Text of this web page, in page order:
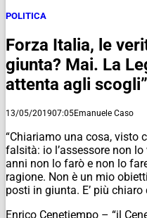
POLITICA
Forza Italia, le
giunta? Mai. La
attenta agli scogli”
13/05/201907:05Emanuele Caso
“Chiariamo una cosa, visto
falsità: io l’assessore non
anni non lo farò e non lo
ragione. Non è un mio
posti in giunta. E’ più chiaro
Enrico Cenetiempo – “il